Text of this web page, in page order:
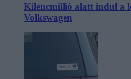
Kilencmillió alatt indul a
Volkswagen